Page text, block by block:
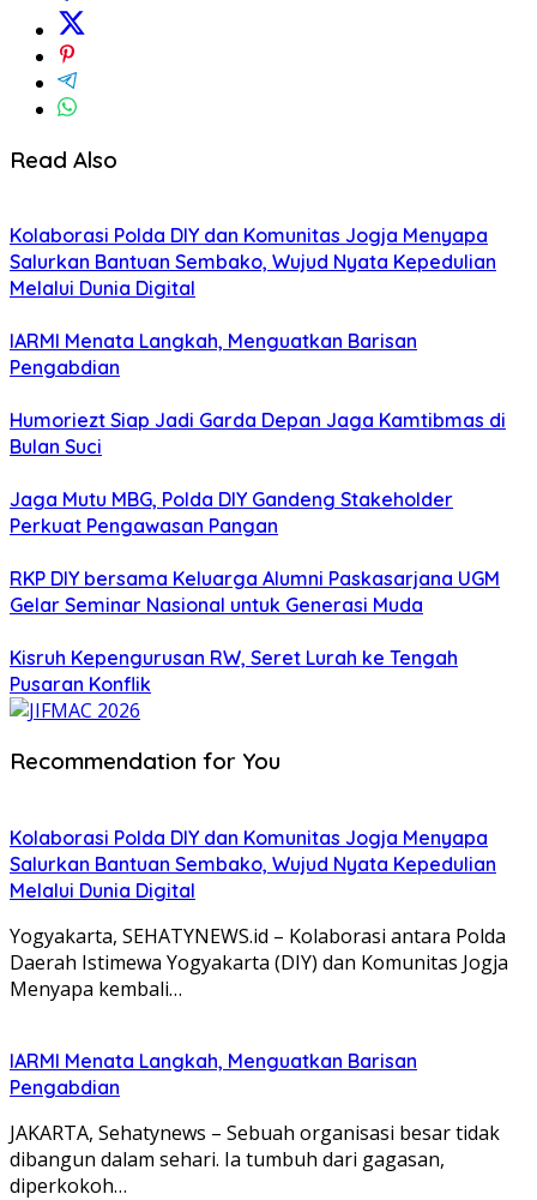
Read Also
Kolaborasi Polda DIY dan Komunitas Jogja Menyapa
Salurkan Bantuan Sembako, Wujud Nyata Kepedulian
Melalui Dunia Digital
IARMI Menata Langkah, Menguatkan Barisan
Pengabdian
Humoriezt Siap Jadi Garda Depan Jaga Kamtibmas di
Bulan Suci
Jaga Mutu MBG, Polda DIY Gandeng Stakeholder
Perkuat Pengawasan Pangan
RKP DIY bersama Keluarga Alumni Paskasarjana UGM
Gelar Seminar Nasional untuk Generasi Muda
Kisruh Kepengurusan RW, Seret Lurah ke Tengah
Pusaran Konflik
Recommendation for You
Kolaborasi Polda DIY dan Komunitas Jogja Menyapa
Salurkan Bantuan Sembako, Wujud Nyata Kepedulian
Melalui Dunia Digital
Yogyakarta, SEHATYNEWS.id – Kolaborasi antara Polda
Daerah Istimewa Yogyakarta (DIY) dan Komunitas Jogja
Menyapa kembali…
IARMI Menata Langkah, Menguatkan Barisan
Pengabdian
JAKARTA, Sehatynews – Sebuah organisasi besar tidak
dibangun dalam sehari. Ia tumbuh dari gagasan,
diperkokoh…